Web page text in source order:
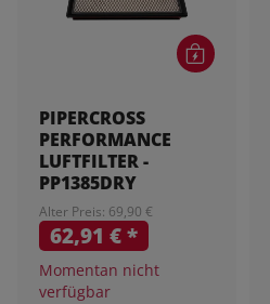
PIPERCROSS
PERFORMANCE
LUFTFILTER -
PP1385DRY
Alter Preis: 69,90 €
62,91 €*
Momentan nicht
verfügbar